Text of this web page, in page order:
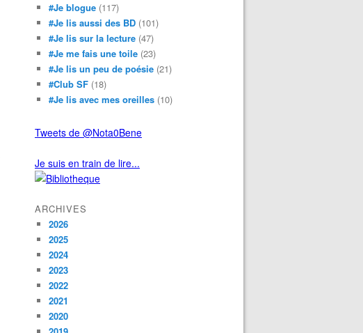
#Je blogue (117)
#Je lis aussi des BD (101)
#Je lis sur la lecture (47)
#Je me fais une toile (23)
#Je lis un peu de poésie (21)
#Club SF (18)
#Je lis avec mes oreilles (10)
Tweets de @Nota0Bene
Je suis en train de lire...
ARCHIVES
2026
2025
2024
2023
2022
2021
2020